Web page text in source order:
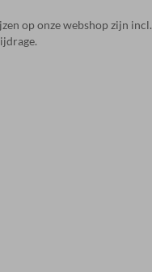
op onze webshop zijn incl.